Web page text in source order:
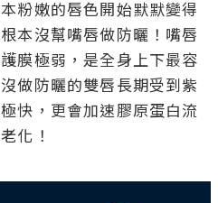
粉嫩的唇色開始默默變得
本沒幫嘴唇做防曬！嘴唇
膜極弱，是全身上下最容
做防曬的雙唇長期受到紫
快，更會加速膠原蛋白流
化！